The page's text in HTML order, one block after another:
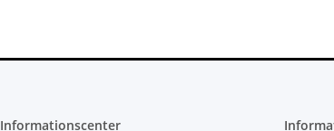
Informationscenter